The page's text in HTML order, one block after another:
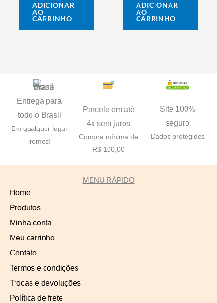
ADICIONAR
AO
CARRINHO
ADICIONAR
AO
CARRINHO
Entrega para
todo o Brasil
Em qualquer lugar
iremos!
Parcele em até
4x sem juros
Compra mínima de
R$ 100,00
Site 100%
seguro
Dados protegidos
MENU RÁPIDO
Home
Produtos
Minha conta
Meu carrinho
Contato
Termos e condições
Trocas e devoluções
Política de frete